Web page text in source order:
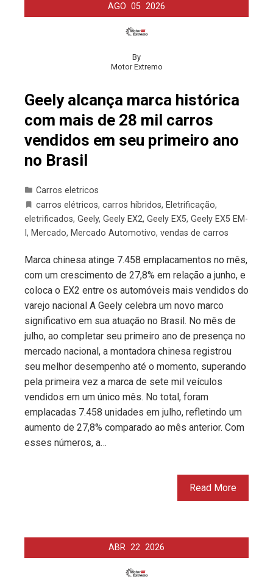
AGO 05 2026
By
Motor Extremo
Geely alcança marca histórica
com mais de 28 mil carros
vendidos em seu primeiro ano
no Brasil
Carros eletricos
carros elétricos, carros híbridos, Eletrificação,
eletrificados, Geely, Geely EX2, Geely EX5, Geely EX5 EM-
, Mercado, Mercado Automotivo, vendas de carros
Marca chinesa atinge 7.458 emplacamentos no mês,
com um crescimento de 27,8% em relação a junho, e
coloca o EX2 entre os automóveis mais vendidos do
varejo nacional A Geely celebra um novo marco
significativo em sua atuação no Brasil. No mês de
julho, ao completar seu primeiro ano de presença no
mercado nacional, a montadora chinesa registrou
seu melhor desempenho até o momento, superando
pela primeira vez a marca de sete mil veículos
vendidos em um único mês. No total, foram
emplacadas 7.458 unidades em julho, refletindo um
aumento de 27,8% comparado ao mês anterior. Com
esses números, a…
Read More
ABR 22 2026